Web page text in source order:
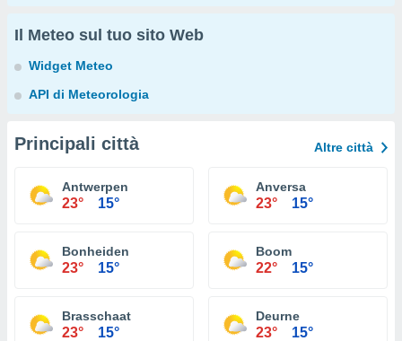
Il Meteo sul tuo sito Web
Widget Meteo
API di Meteorologia
Principali città Altre città
Antwerpen
23° 15°
Anversa
23° 15°
Bonheiden
23° 15°
Boom
22° 15°
Brasschaat
23° 15°
Deurne
23° 15°